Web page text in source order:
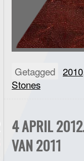
Getagged 2010
Stones
4 APRIL
VAN 2011